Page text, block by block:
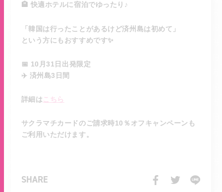
🏨 快適ホテルに宿泊でゆったり♪
「韓国は行ったことがあるけど済州島は初めて」
という方にもおすすめです✨
📅 10月31日出発限定
✈️ 済州島3日間
詳細はこちら
サクラマチカードのご請求時10％オフキャンペーンも
ご利用いただけます。
SHARE